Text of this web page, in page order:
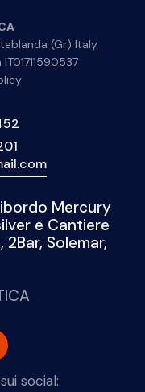
(Gr) Italy
Mercury
e Cantiere
2Bar, Solemar,
social: